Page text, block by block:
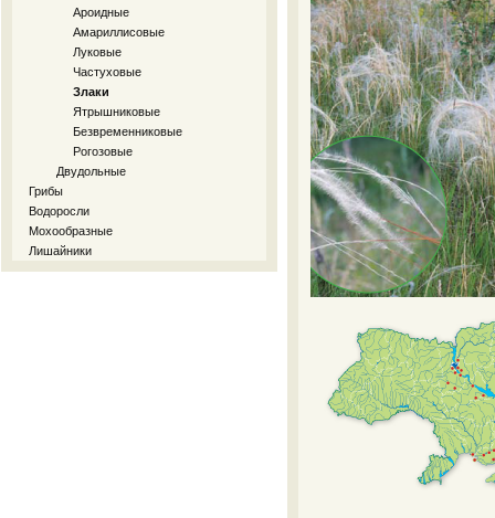
Ароидные
Амариллисовые
Луковые
Частуховые
Злаки
Ятрышниковые
Безвременниковые
Рогозовые
Двудольные
Грибы
Водоросли
Мохообразные
Лишайники